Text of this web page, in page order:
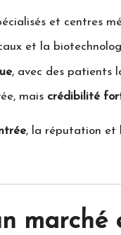
et centres
et la
, avec des patients
mais crédibilité
, la réputation et
marché